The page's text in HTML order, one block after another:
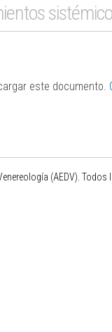
este documento.
(AEDV). Todos